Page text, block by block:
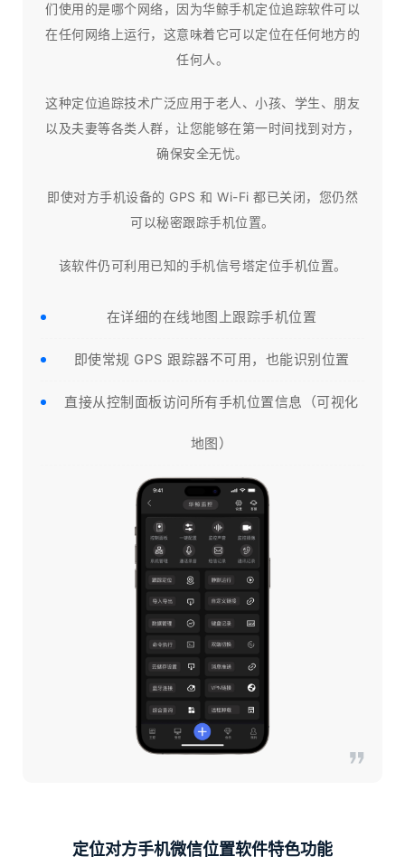
们使用的是哪个网络，因为华鲸手机定位追踪软件可以
在任何网络上运行，这意味着它可以定位在任何地方的
任何人。
这种定位追踪技术广泛应用于老人、小孩、学生、朋友
以及夫妻等各类人群，让您能够在第一时间找到对方，
确保安全无忧。
即使对方手机设备的 GPS 和 Wi-Fi 都已关闭，您仍然
可以秘密跟踪手机位置。
该软件仍可利用已知的手机信号塔定位手机位置。
在详细的在线地图上跟踪手机位置
即使常规 GPS 跟踪器不可用，也能识别位置
直接从控制面板访问所有手机位置信息（可视化
地图）
定位对方手机微信位置软件特色功能